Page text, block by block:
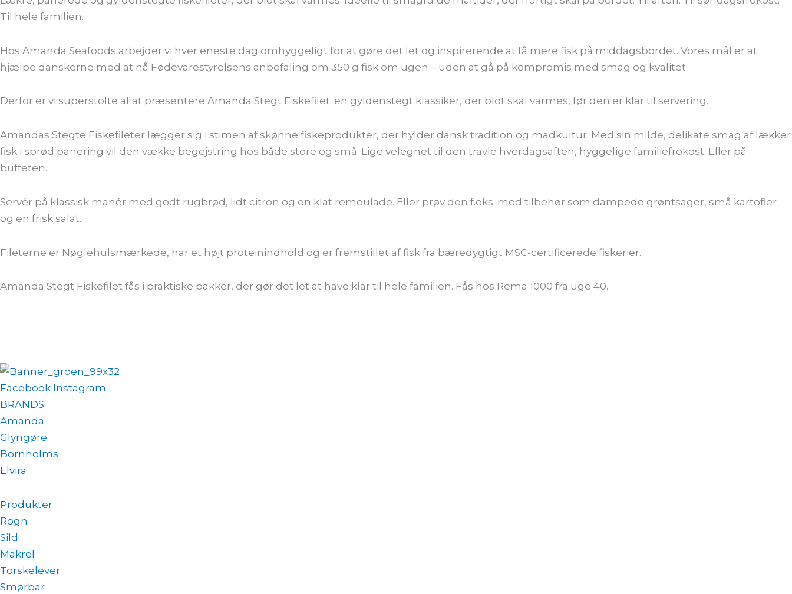
Til hele familien.
Hos Amanda Seafoods arbejder vi hver eneste dag omhyggeligt for at gøre det let og inspirerende at få mere fisk på middagsbordet. Vores mål er at
hjælpe danskerne med at nå Fødevarestyrelsens anbefaling om 350 g fisk om ugen – uden at gå på kompromis med smag og kvalitet.
Derfor er vi superstolte af at præsentere Amanda Stegt Fiskefilet: en gyldenstegt klassiker, der blot skal varmes, før den er klar til servering.
Amandas Stegte Fiskefileter lægger sig i stimen af skønne fiskeprodukter, der hylder dansk tradition og madkultur. Med sin milde, delikate smag af lækker
fisk i sprød panering vil den vække begejstring hos både store og små. Lige velegnet til den travle hverdagsaften, hyggelige familiefrokost. Eller på
buffeten.
Servér på klassisk manér med godt rugbrød, lidt citron og en klat remoulade. Eller prøv den f.eks. med tilbehør som dampede grøntsager, små kartofler
og en frisk salat.
Fileterne er Nøglehulsmærkede, har et højt proteinindhold og er fremstillet af fisk fra bæredygtigt MSC-certificerede fiskerier.
Amanda Stegt Fiskefilet fås i praktiske pakker, der gør det let at have klar til hele familien. Fås hos Rema 1000 fra uge 40.
Facebook Instagram
BRANDS
Amanda
Glyngøre
Bornholms
Elvira
Produkter
Rogn
Sild
Makrel
Torskelever
Smørbar